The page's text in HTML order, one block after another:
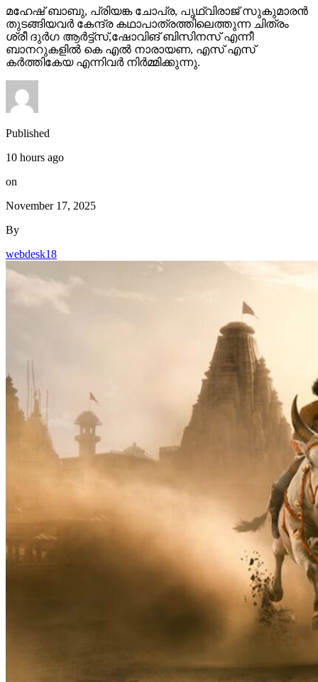
മഹേഷ് ബാബു, പ്രിയങ്ക ചോപ്ര, പൃഥ്വിരാജ് സുകുമാരൻ
തുടങ്ങിയവർ കേന്ദ്ര കഥാപാത്രത്തിലെത്തുന്ന ചിത്രം
ശ്രീ ദുർഗ ആർട്ട്സ്,ഷോവിങ് ബിസിനസ് എന്നീ
ബാനറുകളിൽ കെ എൽ നാരായണ, എസ് എസ്
കർത്തികേയ എന്നിവർ നിർമ്മിക്കുന്നു.
Published
10 hours ago
on
November 17, 2025
By
webdesk18